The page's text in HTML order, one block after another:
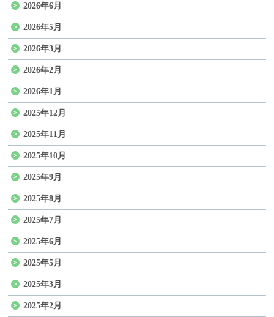
2026年6月
2026年5月
2026年3月
2026年2月
2026年1月
2025年12月
2025年11月
2025年10月
2025年9月
2025年8月
2025年7月
2025年6月
2025年5月
2025年3月
2025年2月